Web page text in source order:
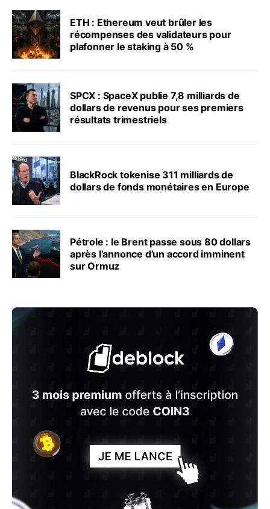
ETH : Ethereum veut brûler les
récompenses des validateurs pour
plafonner le staking à 50 %
SPCX : SpaceX publie 7,8 milliards de
dollars de revenus pour ses premiers
résultats trimestriels
BlackRock tokenise 311 milliards de
dollars de fonds monétaires en Europe
Pétrole : le Brent passe sous 80 dollars
après l’annonce d’un accord imminent
sur Ormuz